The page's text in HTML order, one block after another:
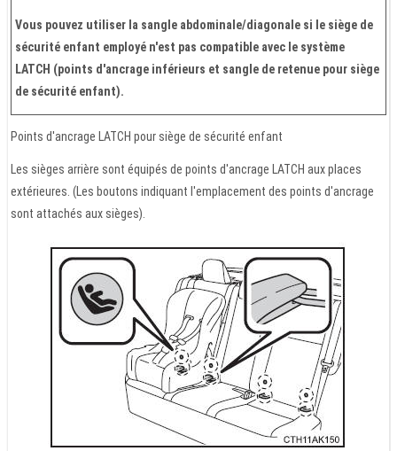
Vous pouvez utiliser la sangle abdominale/diagonale si le siège de
sécurité enfant employé n'est pas compatible avec le système
LATCH (points d'ancrage inférieurs et sangle de retenue pour siège
de sécurité enfant).
Points d'ancrage LATCH pour siège de sécurité enfant
Les sièges arrière sont équipés de points d'ancrage LATCH aux places
extérieures. (Les boutons indiquant l'emplacement des points d'ancrage
sont attachés aux sièges).